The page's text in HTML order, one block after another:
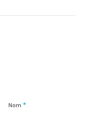
Nom *